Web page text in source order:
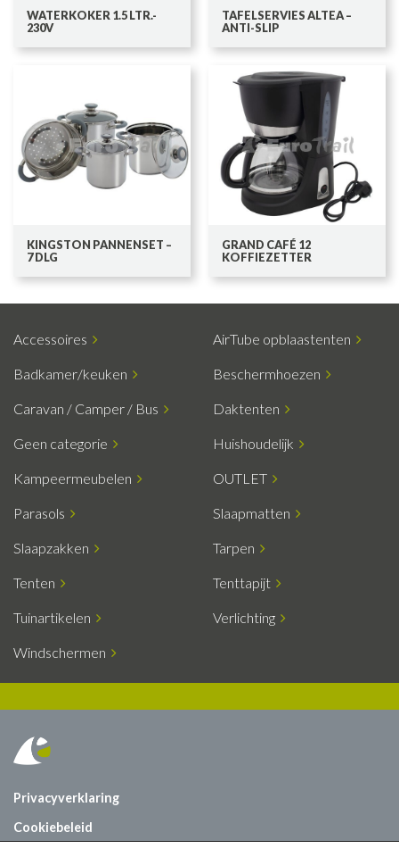
WATERKOKER 1.5 LTR.-
230V
TAFELSERVIES ALTEA –
ANTI-SLIP
KINGSTON PANNENSET –
7 DLG
GRAND CAFÉ 12
KOFFIEZETTER
Accessoires AirTube opblaastenten
Badkamer/keuken Beschermhoezen
Caravan / Camper / Bus Daktenten
Geen categorie Huishoudelijk
Kampeermeubelen OUTLET
Parasols Slaapmatten
Slaapzakken Tarpen
Tenten Tenttapijt
Tuinartikelen Verlichting
Windschermen
Privacyverklaring
Cookiebeleid